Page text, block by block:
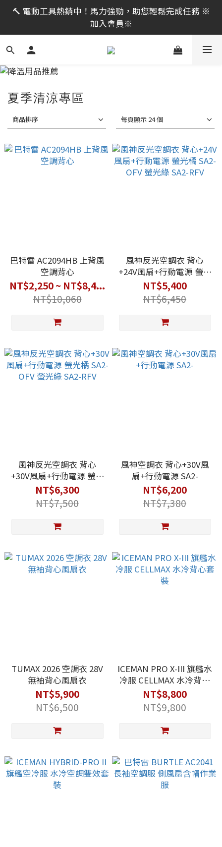
限時活動｜全館消費滿 NT$599 即享免運費，工具補貨
趁現在！立即逛活動商品
🔨 電動工具熱銷中！馬力強勁，助您輕鬆完成任務 ※
加入會員※
限時活動｜全館消費滿 NT$599 即享免運費，工具補貨
趁現在！立即逛活動商品
夏季清涼專區
商品排序 每頁顯示 24 個
巴特雷 AC2094HB 上背風
空調背心
NT$2,250 ~ NT$8,4...
NT$10,060
風神反光空調衣 背心
+24V風扇+行動電源 螢光
橘 SA2-OFV 螢光綠 SA2-
RFV
NT$5,400
NT$6,450
風神反光空調衣 背心
+30V風扇+行動電源 螢光
橘 SA2-OFV 螢光綠 SA2-
RFV
NT$6,300
NT$7,500
風神空調衣 背心+30V風
扇+行動電源 SA2-
NT$6,200
NT$7,380
TUMAX 2026 空調衣 28V
無袖背心風扇衣
NT$5,900
NT$6,500
ICEMAN PRO X-III 旗艦水
冷服 CELLMAX 水冷背心
套裝
NT$8,800
NT$9,800